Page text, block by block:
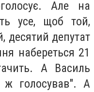
Але на
усе, щоб той,
десятий депутат
набереться 21
А Василь
голосував". А